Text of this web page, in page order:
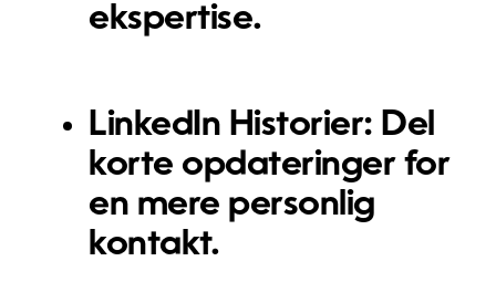
ekspertise.
LinkedIn Historier: Del
korte opdateringer for
en mere personlig
kontakt.